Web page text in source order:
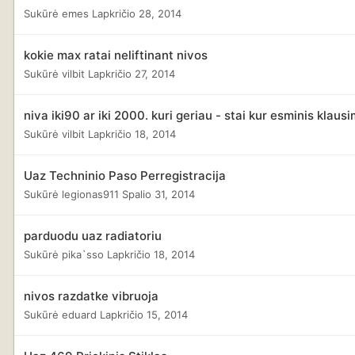
Sukūrė emes Lapkričio 28, 2014
kokie max ratai neliftinant nivos
Sukūrė vilbit Lapkričio 27, 2014
niva iki90 ar iki 2000. kuri geriau - stai kur esminis
Sukūrė vilbit Lapkričio 18, 2014
Uaz Techninio Paso Perregistracija
Sukūrė legionas911 Spalio 31, 2014
parduodu uaz radiatoriu
Sukūrė pika`sso Lapkričio 18, 2014
nivos razdatke vibruoja
Sukūrė eduard Lapkričio 15, 2014